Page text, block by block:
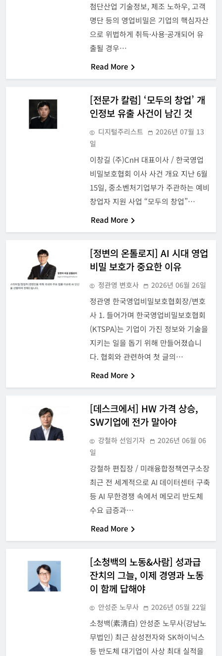
첨단산업 기술정보, 제조 노하우, 고객
명단 등의 영업비밀은 기업의 핵심자산
으로 위법하게 취득·사용·공개되어 유
출될 경우…
Read More
[전문가 칼럼] ‘모두의 창업’ 개
인정보 유출 사건이 남긴 것
디지털주리스트
2026년 07월 13
일
이창길 (주)CnH 대표이사 / 한국영업
비밀보호협회 이사 사건 개요 지난 6월
15일, 중소벤처기업부가 주관하는 예비
창업자 지원 사업 “모두의 창업”…
Read More
[정변의 온톨로지] AI 시대 영업
비밀 보호가 중요한 이유
정관영 변호사 2026년 06월 26일
정관영 한국영업비밀보호협회장/변호
사 1. 들어가며 한국영업비밀보호협회
(KTSPA)는 기업이 가진 정보와 기술을
지키는 일을 돕기 위해 만들어졌습니
다. 협회와 관련하여 첫 글의…
Read More
[데스크에서] HW 가격 상승,
SW기업에 전가 말아야
강철하 선임기자
2026년 06월 06
일
강철하 편집장 / 미래융합정책연구소장
최근 전 세계적으로 AI 데이터센터 구축
등 AI 무한경쟁 속에서 메모리 반도체
수요 급증과…
Read More
[소청백의 노동&사람] 성과급
잔치의 그늘, 이제 경영과 노동
이 함께 답해야
안성준 노무사 2026년 05월 22일
소청백(素淸白) 안성준 노무사(강남노
무법인) 최근 삼성전자와 SK하이닉스
등 반도체 대기업이 사상 최대 실적을